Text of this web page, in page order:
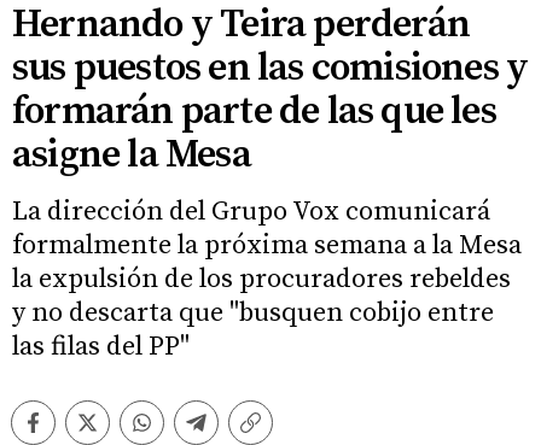
Hernando y Teira perderán
sus puestos en las comisiones y
formarán parte de las que les
asigne la Mesa
La dirección del Grupo Vox comunicará
formalmente la próxima semana a la Mesa
la expulsión de los procuradores rebeldes
y no descarta que "busquen cobijo entre
las filas del PP"
FacebookTwitterWhatsappTelegramCopiar